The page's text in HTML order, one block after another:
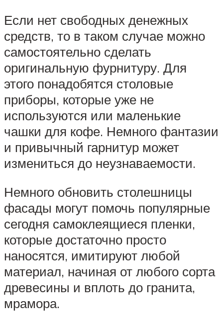
Если нет свободных денежных
средств, то в таком случае можно
самостоятельно сделать
оригинальную фурнитуру. Для
этого понадобятся столовые
приборы, которые уже не
используются или маленькие
чашки для кофе. Немного фантазии
и привычный гарнитур может
измениться до неузнаваемости.
Немного обновить столешницы
фасады могут помочь популярные
сегодня самоклеящиеся пленки,
которые достаточно просто
наносятся, имитируют любой
материал, начиная от любого сорта
древесины и вплоть до гранита,
мрамора.